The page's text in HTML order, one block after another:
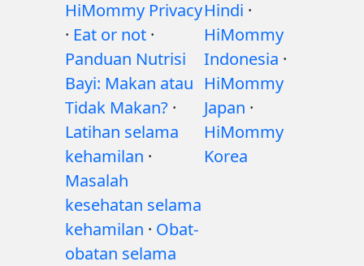
HiMommy Privacy
· Eat or not ·
Panduan Nutrisi
Bayi: Makan atau
Tidak Makan? ·
Latihan selama
kehamilan ·
Masalah
kesehatan selama
kehamilan · Obat-
obatan selama
Hindi ·
HiMommy
Indonesia ·
HiMommy
Japan ·
HiMommy
Korea